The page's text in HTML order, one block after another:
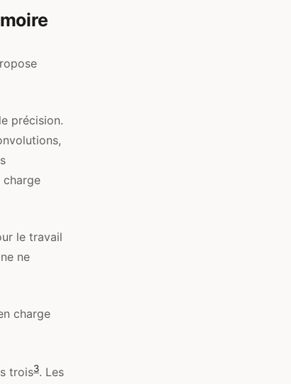
précision.
charge
le travail
ne
charge
trois3. Les